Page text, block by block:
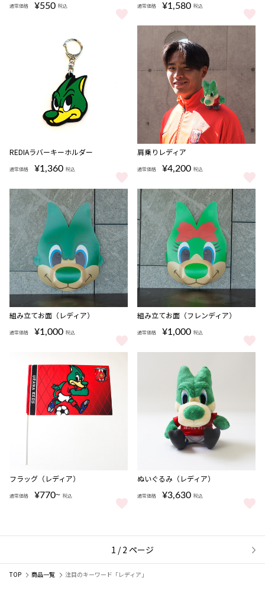
通常価格 ¥550 税込
【REDIA FACTORY】トレーディング 缶バッジ をもっと見る
通常価格 ¥1,580 税込
【REDIA FACTORY】グミキャン
REDIAラバーキーホルダー
通常価格 ¥1,360 税込
REDIAラバーキーホルダー をもっと見る
肩乗りレディア
通常価格 ¥4,200 税込
肩乗りレディア をもっと見る
組み立てお面（レディア）
通常価格 ¥1,000 税込
組み立てお面（レディア） をもっと見る
組み立てお面（フレンディア）
通常価格 ¥1,000 税込
組み立てお面（フレンディア）
フラッグ（レディア）
通常価格 ¥770〜 税込
フラッグ（レディア） をもっと見る
ぬいぐるみ（レディア）
通常価格 ¥3,630 税込
ぬいぐるみ（レディア） をもっ
1 / 2 ページ 次
TOP 商品一覧 注目のキーワード「レディア」